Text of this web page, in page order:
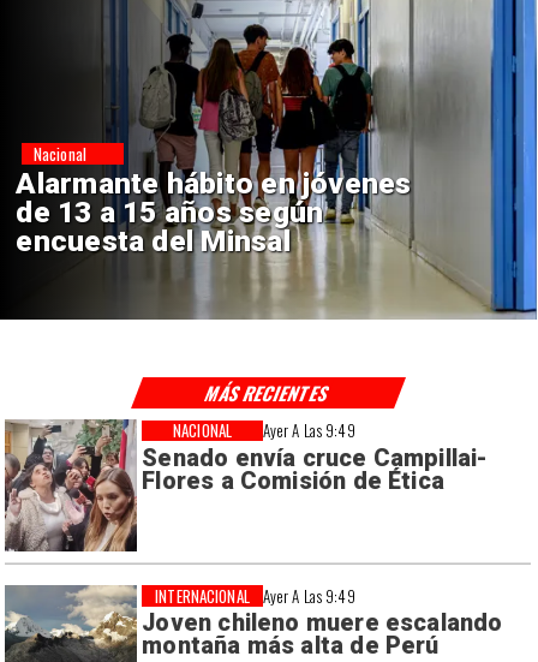
Aprueban creación del Parque
Sebastián Piñera con inversión
de $4 mil millones
Regiones
Ayer A Las 9:49
Senado envía cruce Campillai-
Flores a Comisión de Ética
NACIONAL
Ayer A Las 9:49
Joven chileno muere escalando
montaña más alta de Perú
INTERNACIONAL
MÁS RECIENTES